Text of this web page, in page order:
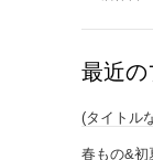
最近の
(タイトル
春もの&初